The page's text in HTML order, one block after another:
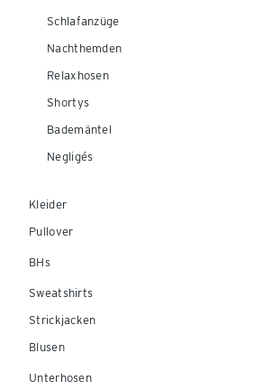
Schlafanzüge
Nachthemden
Relaxhosen
Shortys
Bademäntel
Negligés
Kleider
Pullover
BHs
Sweatshirts
Strickjacken
Blusen
Unterhosen